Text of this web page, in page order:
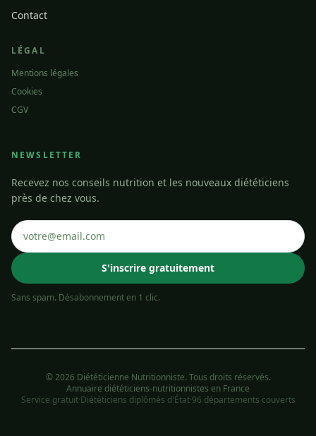
Contact
LÉGAL
Mentions légales
Cookies
CGV
NEWSLETTER
Recevez nos conseils nutrition et les nouveaux diététiciens
près de chez vous.
S'inscrire gratuitement
Sans spam. Désabonnement en 1 clic.
© 2026 Diététicienne Nutritionniste. Tous droits réservés.
Annuaire diététiciens-nutritionnistes en France
Service gratuit·Diététiciens diplômés d'État·96 départements couverts